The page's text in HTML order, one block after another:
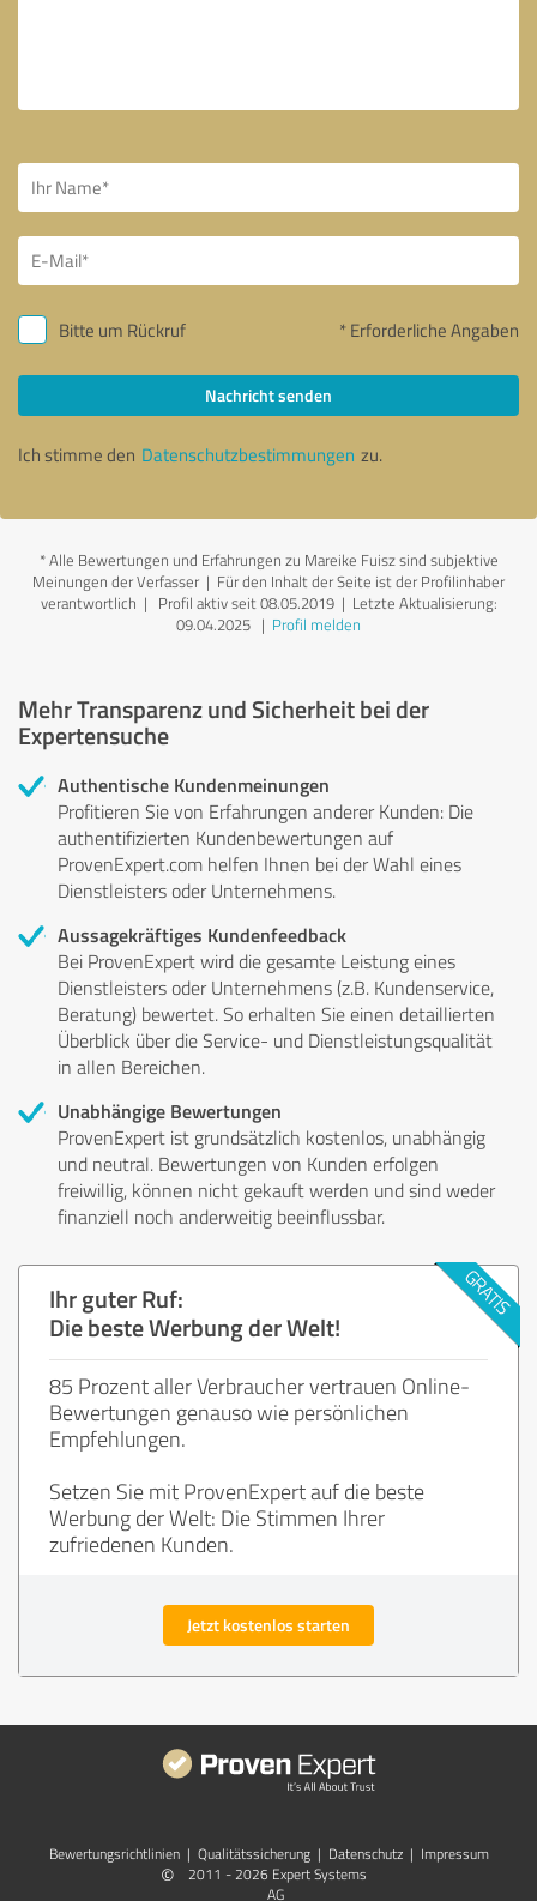
Bitte um Rückruf * Erforderliche Angaben
Nachricht senden
Ich stimme den Datenschutzbestimmungen zu.
*Alle Bewertungen und Erfahrungen zu Mareike Fuisz sind subjektive
Meinungen der Verfasser | Für den Inhalt der Seite ist der Profilinhaber
verantwortlich | Profil aktiv seit 08.05.2019 | Letzte Aktualisierung:
09.04.2025 | Profil melden
Mehr Transparenz und Sicherheit bei der
Expertensuche
Authentische Kundenmeinungen
Profitieren Sie von Erfahrungen anderer Kunden: Die
authentifizierten Kundenbewertungen auf
ProvenExpert.com helfen Ihnen bei der Wahl eines
Dienstleisters oder Unternehmens.
Aussagekräftiges Kundenfeedback
Bei ProvenExpert wird die gesamte Leistung eines
Dienstleisters oder Unternehmens (z.B. Kundenservice,
Beratung) bewertet. So erhalten Sie einen detaillierten
Überblick über die Service- und Dienstleistungsqualität
in allen Bereichen.
Unabhängige Bewertungen
ProvenExpert ist grundsätzlich kostenlos, unabhängig
und neutral. Bewertungen von Kunden erfolgen
freiwillig, können nicht gekauft werden und sind weder
finanziell noch anderweitig beeinflussbar.
Ihr guter Ruf:
Die beste Werbung der Welt!
85 Prozent aller Verbraucher vertrauen Online-
Bewertungen genauso wie persönlichen
Empfehlungen.
Setzen Sie mit ProvenExpert auf die beste
Werbung der Welt: Die Stimmen Ihrer
zufriedenen Kunden.
Jetzt kostenlos starten
Bewertungs­richtlinien | Qualitätssicherung | Datenschutz | Impressum
©
2011 - 2026 Expert Systems
AG